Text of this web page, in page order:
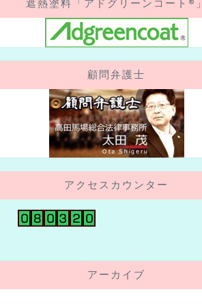
遮熱塗料「アドグリーンコート®」
顧問弁護士
アクセスカウンター
アーカイブ